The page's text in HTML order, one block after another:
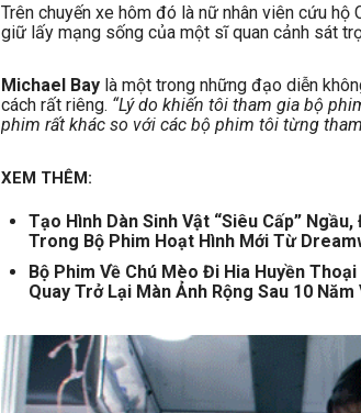
Trên chuyến xe hôm đó là nữ nhân viên cứu hộ
giữ lấy mạng sống của một sĩ quan cảnh sát
Michael Bay là một trong những đạo diễn
cách rất riêng. “Lý do khiến tôi tham gia bộ
phim rất khác so với các bộ phim tôi từng
XEM THÊM:
Tạo Hình Dàn Sinh Vật “Siêu Cấp”
Trong Bộ Phim Hoạt Hình Mới Từ
Bộ Phim Về Chú Mèo Đi Hia Huyền
Quay Trở Lại Màn Ảnh Rộng Sau 10 Năm